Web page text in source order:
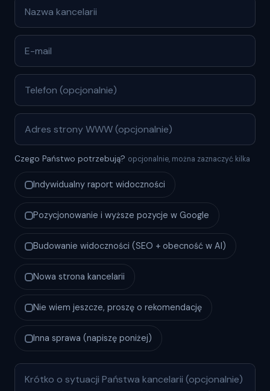
Czego Państwo potrzebują? opcjonalnie, można zaznaczyć kilka
Indywidualny raport widoczności
Pozycjonowanie i wyższe pozycje w Google
Budowanie widoczności (SEO + obecność w AI)
Nowa strona kancelarii
Nie wiem jeszcze, proszę o rekomendację
Inna sprawa (napiszę poniżej)